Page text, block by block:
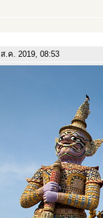
.ค. 2019, 08:53